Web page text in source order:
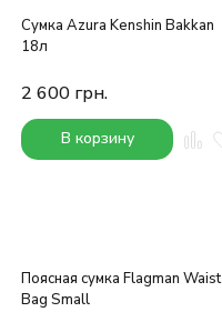
Сумка Azura Kenshin Bakkan
18л
2 600 грн.
В корзину
Поясная сумка Flagman Waist
Bag Small